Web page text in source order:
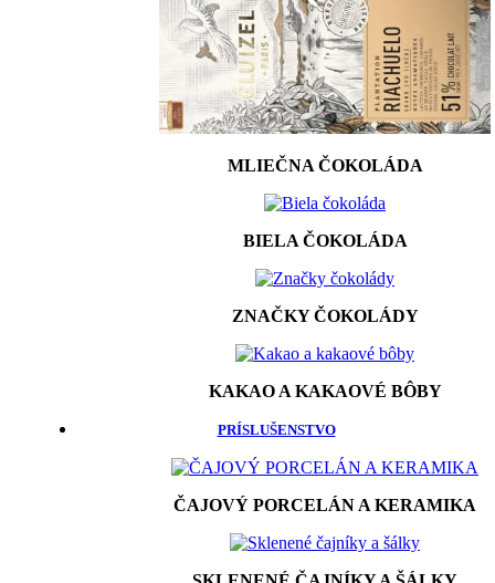
MLIEČNA ČOKOLÁDA
BIELA ČOKOLÁDA
ZNAČKY ČOKOLÁDY
KAKAO A KAKAOVÉ BÔBY
PRÍSLUŠENSTVO
ČAJOVÝ PORCELÁN A KERAMIKA